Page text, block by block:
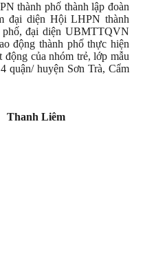
thành phố thành lập đoàn
đại diện Hội LHPN thành
đại diện UBMTTQVN
động thành phố thực hiện
của nhóm trẻ, lớp mẫu
quận/ huyện Sơn Trà, Cẩm